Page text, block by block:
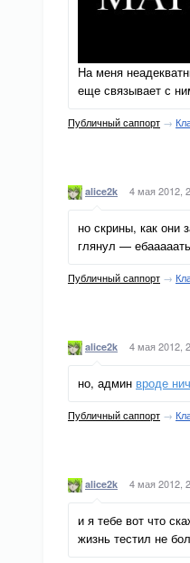
На меня
еще связывает с
Публичный саппорт →
alice2k 4 мая 2012,
но скрины, как они
глянул —
Публичный саппорт →
alice2k 4 мая 2012,
но, админ вроде
Публичный саппорт →
alice2k 4 мая 2012,
и я тебе вот что
жизнь тестил не